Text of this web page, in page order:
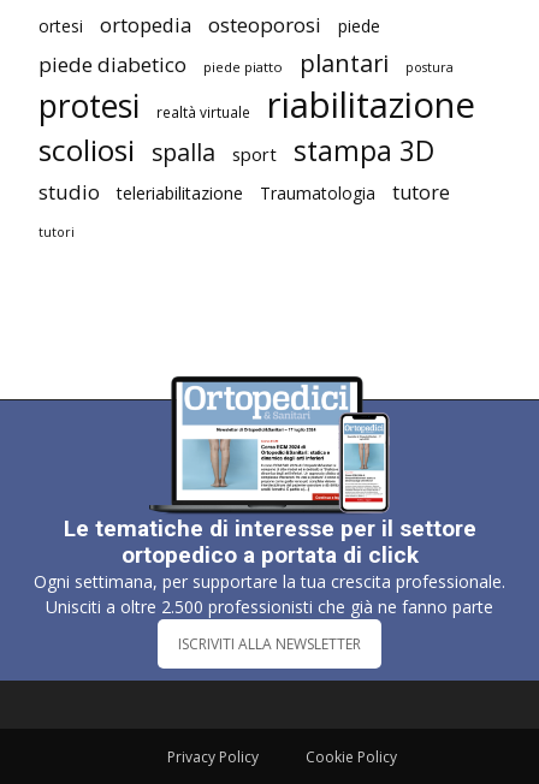
ortesi
ortopedia osteoporosi piede
piede diabetico piede piatto plantari postura
protesi realtà virtuale riabilitazione
scoliosi spalla sport stampa 3D
studio teleriabilitazione Traumatologia tutore
tutori
Le tematiche di interesse per il settore
ortopedico a portata di click
Ogni settimana, per supportare la tua crescita professionale.
Unisciti a oltre 2.500 professionisti che già ne fanno parte
ISCRIVITI ALLA NEWSLETTER
Privacy Policy Cookie Policy